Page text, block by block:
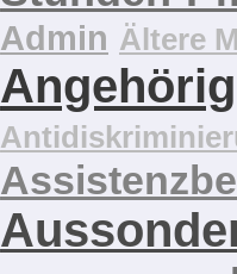
Admin Ältere